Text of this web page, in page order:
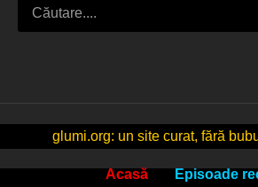
glumi.org: un site curat, fără
Acasă Episoade